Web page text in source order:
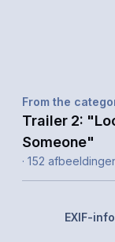
From the
Trailer 2:
Someone"
· 152
EXIF-